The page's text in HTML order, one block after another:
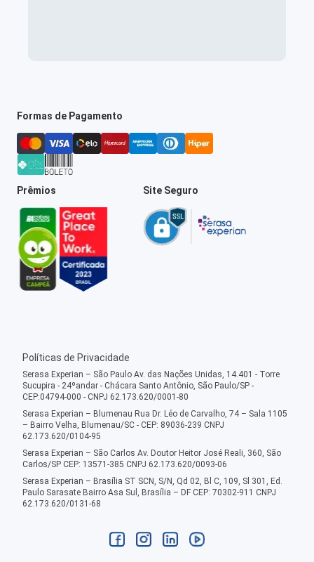
Formas de Pagamento
Prêmios Site Seguro
Políticas de Privacidade
Serasa Experian – São Paulo Av. das Nações Unidas, 14.401 - Torre
Sucupira - 24ºandar - Chácara Santo Antônio, São Paulo/SP -
CEP:04794-000 - CNPJ 62.173.620/0001-80
Serasa Experian – Blumenau Rua Dr. Léo de Carvalho, 74 – Sala 1105
– Bairro Velha, Blumenau/SC - CEP: 89036-239 CNPJ
62.173.620/0104-95
Serasa Experian – São Carlos Av. Doutor Heitor José Reali, 360, São
Carlos/SP CEP: 13571-385 CNPJ 62.173.620/0093-06
Serasa Experian – Brasília ST SCN, S/N, Qd 02, Bl C, 109, Sl 301, Ed.
Paulo Sarasate Bairro Asa Sul, Brasília – DF CEP: 70302-911 CNPJ
62.173.620/0131-68